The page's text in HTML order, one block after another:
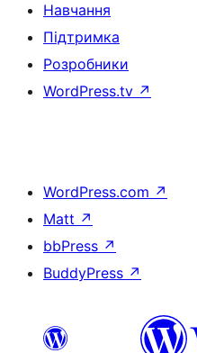
Навчання
Підтримка
Розробники
WordPress.tv ↗
WordPress.com ↗
Matt ↗
bbPress ↗
BuddyPress ↗